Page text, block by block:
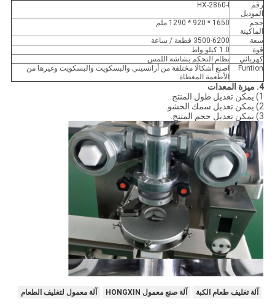
رقم
الموديل
HX-2860-I
حجم
الماكينة
1650 * 920 * 1290 ملم
سعة
3500-6200 قطعة / ساعة
قوة
1.0 كيلو واط
كهربائي
نظام التحكم بشاشة اللمس
Funtion
اصنع أشكالًا مختلفة من أرانسيني والبسكويت والبسكويت وغيرها من
الأطعمة المغطاة
4. ميزة المعدات
1) يمكن تعديل طول المنتج.
2) يمكن تعديل سمك الحشو.
3) يمكن تعديل حجم المنتج.
آلة تغليف طعام الكبة آلة صنع معمول HONGXIN آلة معمول لتغليف الطعام